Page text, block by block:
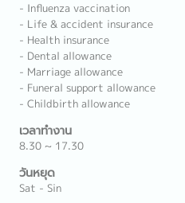
- Influenza vaccination
- Life & accident insurance
- Health insurance
- Dental allowance
- Marriage allowance
- Funeral support allowance
- Childbirth allowance
เวลาทำงาน
8.30 ~ 17.30
วันหยุด
Sat - Sin